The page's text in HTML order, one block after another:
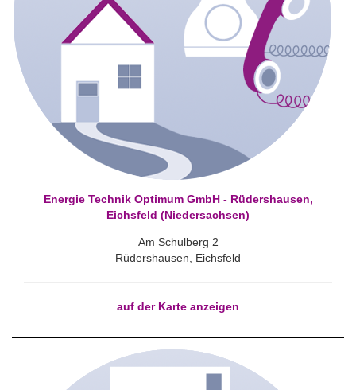
Energie Technik Optimum GmbH - Rüdershausen,
Eichsfeld (Niedersachsen)
Am Schulberg 2
Rüdershausen, Eichsfeld
auf der Karte anzeigen